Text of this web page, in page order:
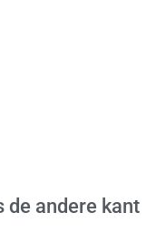
de andere kant